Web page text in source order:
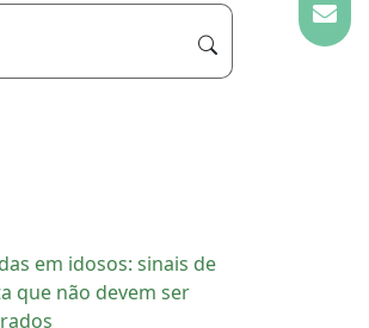
em idosos: sinais de
que não devem ser